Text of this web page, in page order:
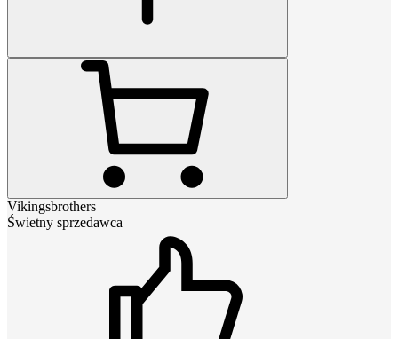
Vikingsbrothers
Świetny sprzedawca